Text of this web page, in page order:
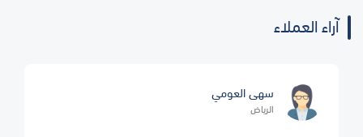
آراء العملاء
سهى العومي
الرياض